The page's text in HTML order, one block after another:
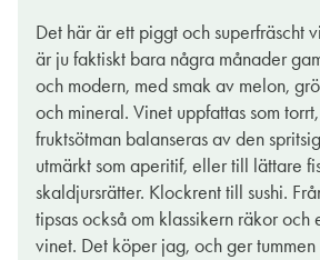
Det här är ett piggt och superfräscht
är ju faktiskt bara några månader
och modern, med smak av melon,
och mineral. Vinet uppfattas som
fruktsötman balanseras av den
utmärkt som aperitif, eller till lättare
skaldjursrätter. Klockrent till sushi.
tipsas också om klassikern räkor
vinet. Det köper jag, och ger